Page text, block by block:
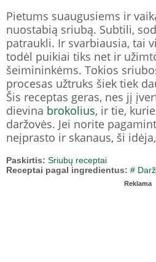
Pietums suaugusiems ir
nuostabią sriubą. Subtili,
patraukli. Ir svarbiausia, tai
todėl puikiai tiks net ir
šeimininkėms. Tokios
procesas užtruks šiek tiek
Šis receptas geras, nes jį
dievina brokolius, ir tie,
daržovės. Jei norite
neįprasto ir skanaus, ši
Paskirtis: Sriubų receptai
Receptai pagal ingredientus: #
Reklama